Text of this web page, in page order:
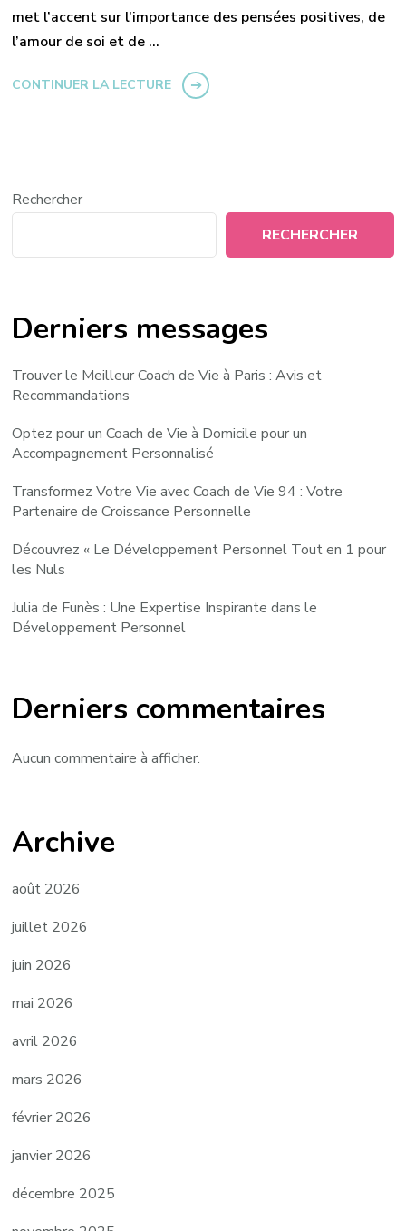
met l’accent sur l’importance des pensées positives, de
l’amour de soi et de …
CONTINUER LA LECTURE
Rechercher
RECHERCHER
Derniers messages
Trouver le Meilleur Coach de Vie à Paris : Avis et
Recommandations
Optez pour un Coach de Vie à Domicile pour un
Accompagnement Personnalisé
Transformez Votre Vie avec Coach de Vie 94 : Votre
Partenaire de Croissance Personnelle
Découvrez « Le Développement Personnel Tout en 1 pour
les Nuls
Julia de Funès : Une Expertise Inspirante dans le
Développement Personnel
Derniers commentaires
Aucun commentaire à afficher.
Archive
août 2026
juillet 2026
juin 2026
mai 2026
avril 2026
mars 2026
février 2026
janvier 2026
décembre 2025